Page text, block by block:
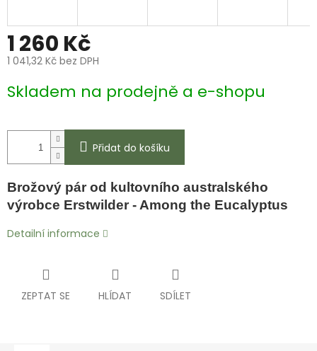
1 260 Kč
1 041,32 Kč bez DPH
cena:
Skladem na prodejně a e-shopu
Přidat do košíku
Brožový pár od kultovního australského
výrobce Erstwilder - Among the Eucalyptus
Detailní informace
ZEPTAT SE HLÍDAT SDÍLET